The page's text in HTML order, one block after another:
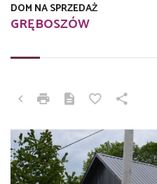
GRĘBOSZÓW
DOM NA SPRZEDAŻ